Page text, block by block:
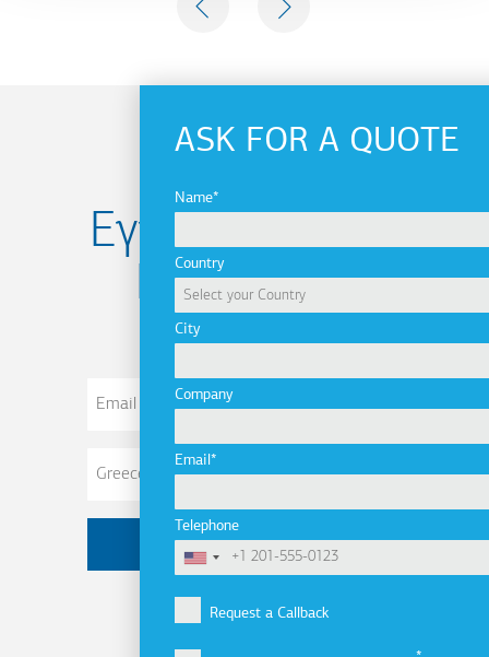
ASK FOR A QUOTE
Name
Country
City
Company
Email
Telephone
Request a Callback
Εγγραφείτε στο
Newsletter
Email